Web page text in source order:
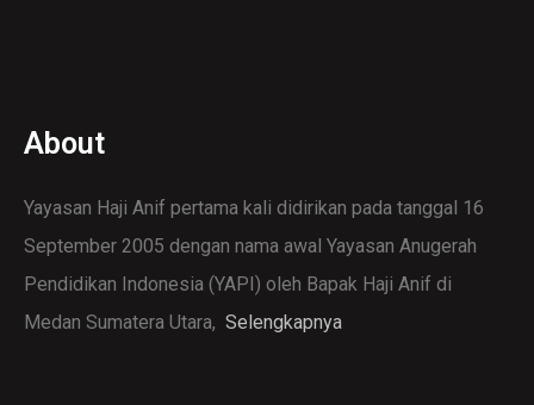
About
Yayasan Haji Anif pertama kali didirikan pada tanggal 16
September 2005 dengan nama awal Yayasan Anugerah
Pendidikan Indonesia (YAPI) oleh Bapak Haji Anif di
Medan Sumatera Utara, Selengkapnya